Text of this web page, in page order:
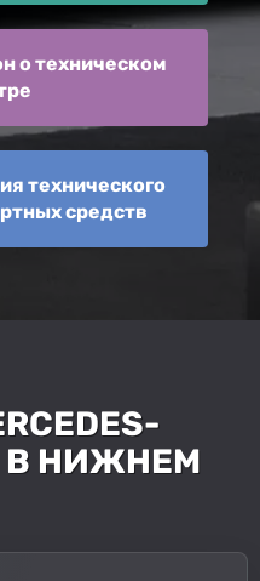
о техническом
технического
средств
В НИЖНЕМ